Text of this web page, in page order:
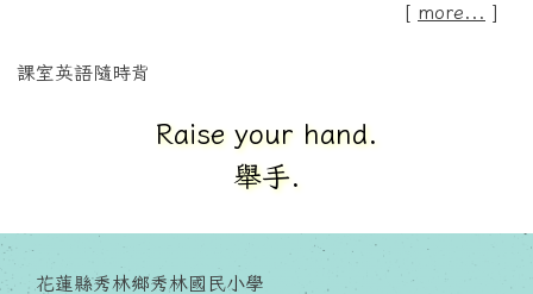
[ more... ]
課室英語隨時背
Raise your hand.
舉手.
花蓮縣秀林鄉秀林國民小學